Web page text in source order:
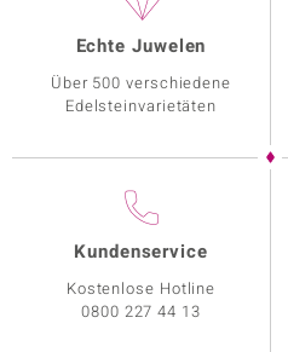
Echte Juwelen
Über 500 verschiedene
Edelsteinvarietäten
Kundenservice
Kostenlose Hotline
0800 227 44 13